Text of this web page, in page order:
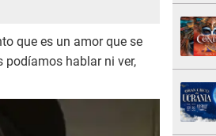
que es un amor que se
hablar ni ver,